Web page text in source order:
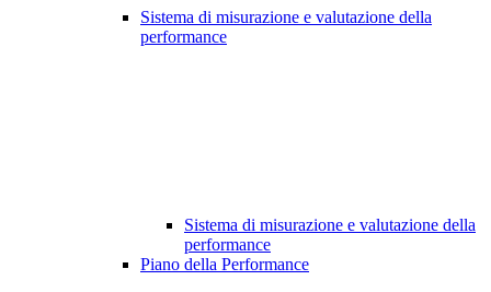
Sistema di misurazione e valutazione della
performance
Sistema di misurazione e valutazione della
performance
Piano della Performance